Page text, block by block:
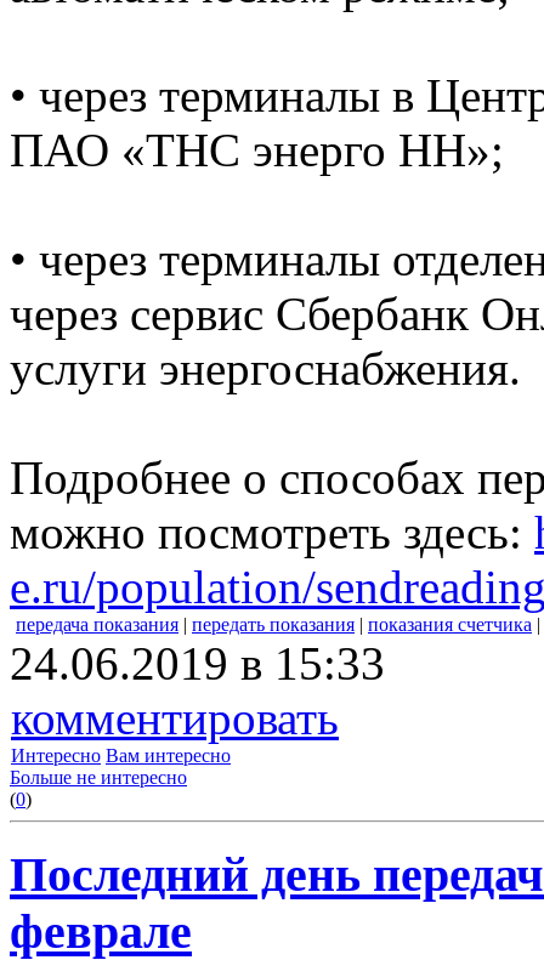
• через терминалы в
ПАО «ТНС энерго НН»;
• через терминалы
через сервис Сбербанк
услуги энергоснабжения.
Подробнее о способах
можно посмотреть здесь:
e.ru/population/
передача показания | передать показания | показания счетчика |
24.06.2019 в 15:33
комментировать
Интересно Вам интересно
Больше не интересно
(0)
Последний день
феврале